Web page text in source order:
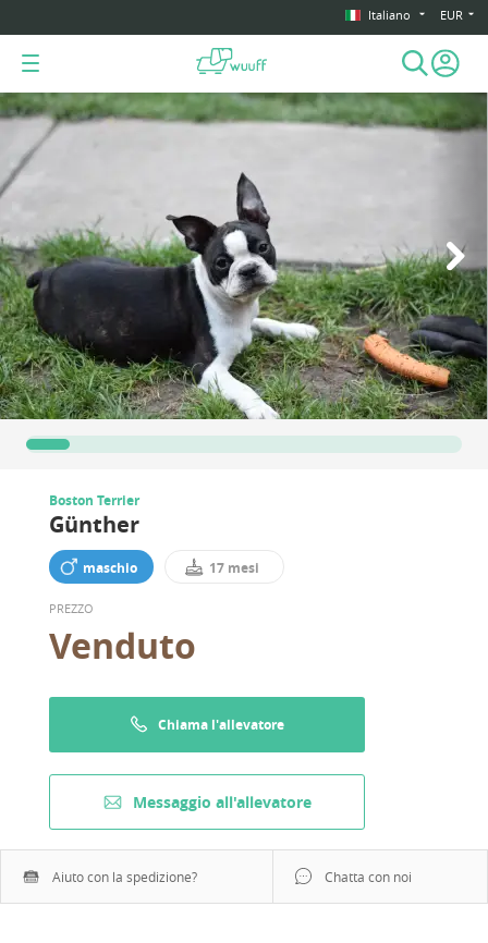
Italiano EUR
Boston Terrier
Günther
maschio 17 mesi
PREZZO
Venduto
Chiama l'allevatore
Messaggio all'allevatore
Aiuto con la spedizione? Chatta con noi